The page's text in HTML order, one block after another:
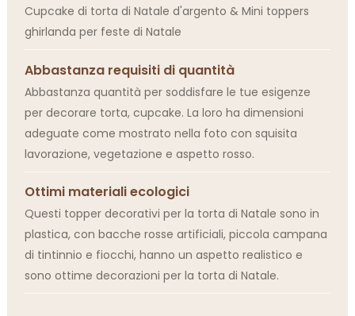
Cupcake di torta di Natale d'argento & Mini toppers
ghirlanda per feste di Natale
Abbastanza requisiti di quantità
Abbastanza quantità per soddisfare le tue esigenze
per decorare torta, cupcake. La loro ha dimensioni
adeguate come mostrato nella foto con squisita
lavorazione, vegetazione e aspetto rosso.
Ottimi materiali ecologici
Questi topper decorativi per la torta di Natale sono in
plastica, con bacche rosse artificiali, piccola campana
di tintinnio e fiocchi, hanno un aspetto realistico e
sono ottime decorazioni per la torta di Natale.